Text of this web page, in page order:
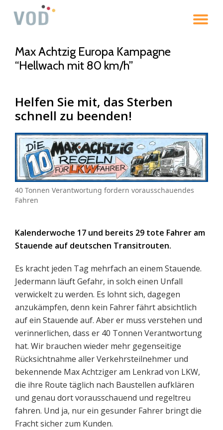
Max Achtzig Europa Kampagne
“Hellwach mit 80 km/h”
Helfen Sie mit, das Sterben
schnell zu beenden!
40 Tonnen Verantwortung fordern vorausschauendes
Fahren
Kalenderwoche 17 und bereits 29 tote Fahrer am
Stauende auf deutschen Transitrouten.
Es kracht jeden Tag mehrfach an einem Stauende.
Jedermann läuft Gefahr, in solch einen Unfall
verwickelt zu werden. Es lohnt sich, dagegen
anzukämpfen, denn kein Fahrer fährt absichtlich
auf ein Stauende auf. Aber er muss verstehen und
verinnerlichen, dass er 40 Tonnen Verantwortung
hat. Wir brauchen wieder mehr gegenseitige
Rücksichtnahme aller Verkehrsteilnehmer und
bekennende Max Achtziger am Lenkrad von LKW,
die ihre Route täglich nach Baustellen aufklären
und genau dort vorausschauend und regeltreu
fahren. Und ja, nur ein gesunder Fahrer bringt die
Fracht sicher zum Kunden.